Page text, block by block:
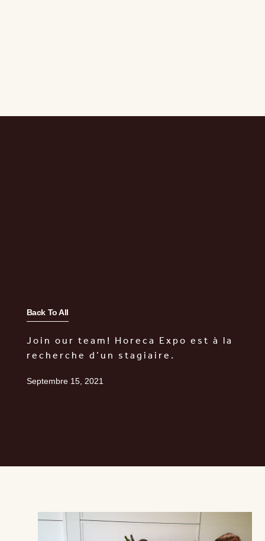
Back To All
Join our team! Horeca Expo est à la
recherche d’un stagiaire.
Septembre 15, 2021